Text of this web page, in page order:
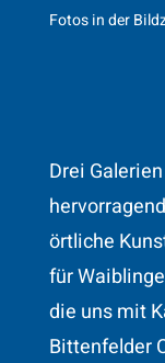
Fotos in der
Drei
örtliche
für
die uns mit
Bittenfelder